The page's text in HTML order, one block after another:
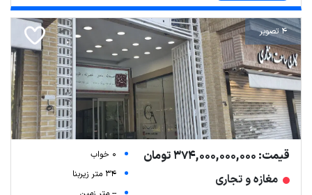
4 تصویر
قیمت: 374,000,000,000 تومان
مغازه و تجاری
0 خواب
34 متر زیربنا